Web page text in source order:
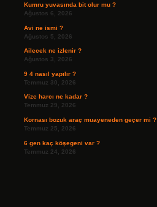
Kumru yuvasında bit olur mu ?
Ağustos 6, 2026
Avi ne ismi ?
Ağustos 5, 2026
Ailecek ne izlenir ?
Ağustos 3, 2026
9 4 nasıl yapılır ?
Temmuz 30, 2026
Vize harcı ne kadar ?
Temmuz 29, 2026
Kornası bozuk araç muayeneden geçer mi ?
Temmuz 25, 2026
6 gen kaç köşegeni var ?
Temmuz 24, 2026